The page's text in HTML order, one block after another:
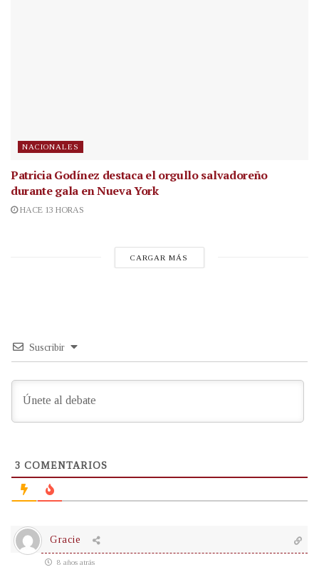
NACIONALES
Patricia Godínez destaca el orgullo salvadoreño
durante gala en Nueva York
HACE 13 HORAS
CARGAR MÁS
Suscribir
3 COMENTARIOS
Gracie
8 años atrás